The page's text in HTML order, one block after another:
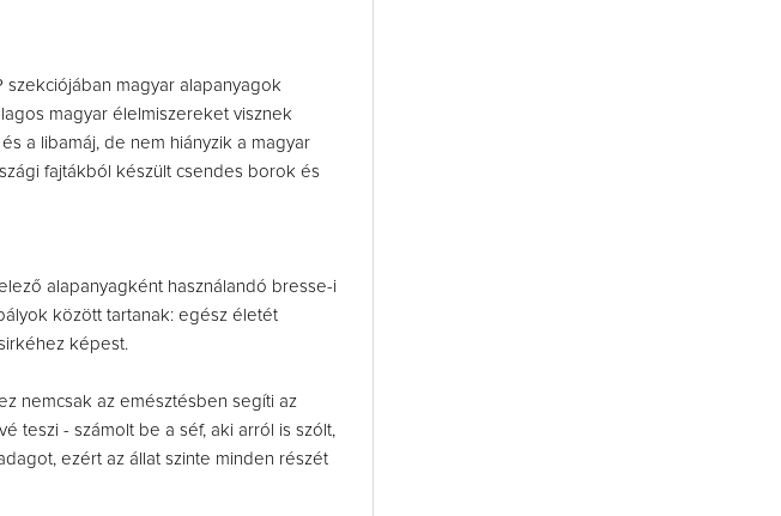
szekciójában magyar alapanyagok
magyar élelmiszereket visznek
a libamáj, de nem hiányzik a magyar
fajtákból készült csendes borok és
alapanyagként használandó bresse-i
között tartanak: egész életét
képest.
nemcsak az emésztésben segíti az
teszi - számolt be a séf, aki arról is szólt,
ezért az állat szinte minden részét